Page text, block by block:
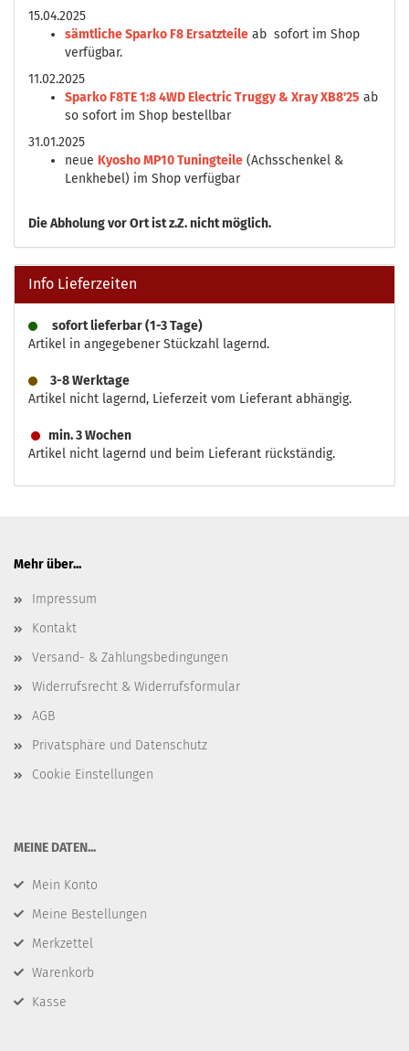
15.04.2025
sämtliche Sparko F8 Ersatzteile ab sofort im Shop
verfügbar.
11.02.2025
Sparko F8TE 1:8 4WD Electric Truggy & Xray XB8'25 ab
so sofort im Shop bestellbar
31.01.2025
neue Kyosho MP10 Tuningteile (Achsschenkel &
Lenkhebel) im Shop verfügbar
DieAbholung vor Ort ist z.Z. nicht möglich.
Info Lieferzeiten
sofort lieferbar (1-3 Tage)
Artikel in angegebener Stückzahl lagernd.
3-8 Werktage
Artikel nicht lagernd, Lieferzeit vom Lieferant abhängig.
min. 3 Wochen
Artikel nicht lagernd und beim Lieferant rückständig.
Mehr über...
Impressum
Kontakt
Versand- & Zahlungsbedingungen
Widerrufsrecht & Widerrufsformular
AGB
Privatsphäre und Datenschutz
Cookie Einstellungen
​MEINE DATEN...
Mein Konto
Meine Bestellungen
Merkzettel
Warenkorb
Kasse